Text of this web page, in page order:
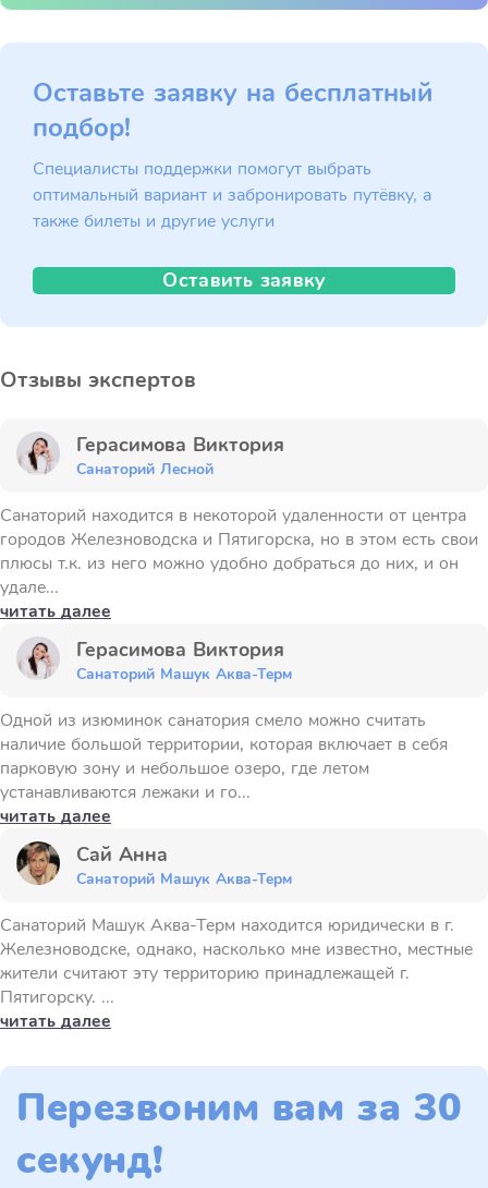
Оставьте заявку на бесплатный
подбор!
Специалисты поддержки помогут выбрать
оптимальный вариант и забронировать путёвку, а
также билеты и другие услуги
Оставить заявку
Отзывы экспертов
Герасимова Виктория
Санаторий Лесной
Санаторий находится в некоторой удаленности от центра
городов Железноводска и Пятигорска, но в этом есть свои
плюсы т.к. из него можно удобно добраться до них, и он
удале...
читать далее
Герасимова Виктория
Санаторий Машук Аква-Терм
Одной из изюминок санатория смело можно считать
наличие большой территории, которая включает в себя
парковую зону и небольшое озеро, где летом
устанавливаются лежаки и го...
читать далее
Сай Анна
Санаторий Машук Аква-Терм
Санаторий Машук Аква-Терм находится юридически в г.
Железноводске, однако, насколько мне известно, местные
жители считают эту территорию принадлежащей г.
Пятигорску. ...
читать далее
Перезвоним вам за 30
секунд!